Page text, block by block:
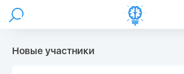
Новые участники